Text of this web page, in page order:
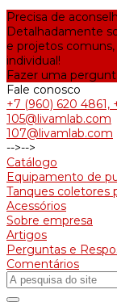
Precisa de
Detalhadamente
e projetos
individual!
Fazer uma
Fale conosco
+7 (960) 620 4861,
105@livamlab.com
107@livamlab.com
-->-->
Catálogo
Equipamento de
Tanques coletores
Acessórios
Sobre empresa
Artigos
Perguntas e
Comentários